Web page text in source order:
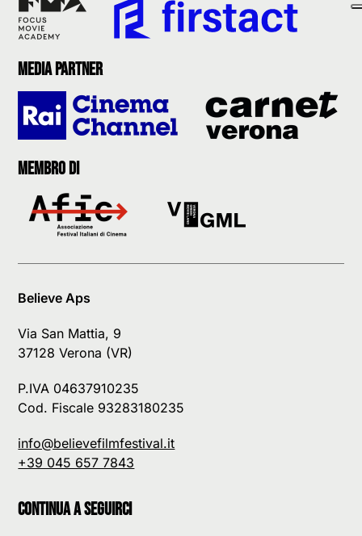
Media partner
Membro di
Believe Aps
Via San Mattia, 9
37128 Verona (VR)
P.IVA 04637910235
Cod. Fiscale 93283180235
info@believefilmfestival.it
+39 045 657 7843
Continua a seguirci